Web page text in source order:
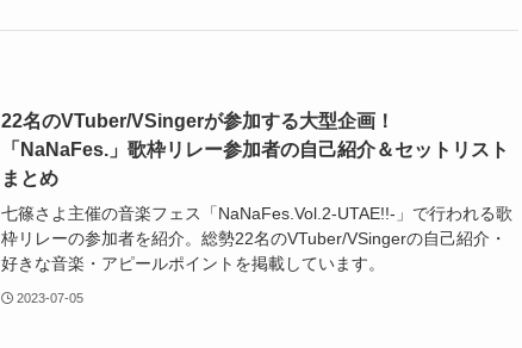
22名のVTuber/VSingerが参加する大型企画！
「NaNaFes.」歌枠リレー参加者の自己紹介＆セットリスト
まとめ
七篠さよ主催の音楽フェス「NaNaFes.Vol.2-UTAE!!-」で行われる歌
枠リレーの参加者を紹介。総勢22名のVTuber/VSingerの自己紹介・
好きな音楽・アピールポイントを掲載しています。
2023-07-05